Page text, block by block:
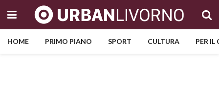
HOME PRIMO PIANO SPORT CULTURA PER